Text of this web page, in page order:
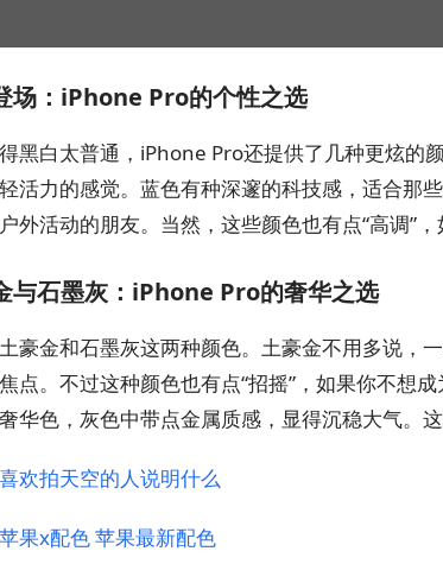
场：iPhone Pro的个性之选
黑白太普通，iPhone Pro还提供了几种更炫的
活力的感觉。蓝色有种深邃的科技感，适合那
外活动的朋友。当然，这些颜色也有点“高调”
与石墨灰：iPhone Pro的奢华之选
豪金和石墨灰这两种颜色。土豪金不用多说，
点。不过这种颜色也有点“招摇”，如果你不想
华色，灰色中带点金属质感，显得沉稳大气。
喜欢拍天空的人说明什么
苹果x配色 苹果最新配色